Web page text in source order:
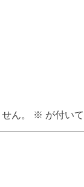
ん。 ※ が付い